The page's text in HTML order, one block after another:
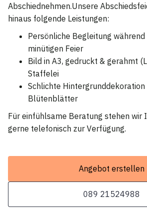
Abschiednehmen.Unsere
hinaus folgende Leistungen:
Persönliche Begleitung während
minütigen Feier
Bild in A3, gedruckt & gerahmt
Staffelei
Schlichte Hintergrunddekoration
Blütenblätter
Für einfühlsame Beratung stehen wir
gerne telefonisch zur Verfügung.
Angebot erstellen
089 21524988